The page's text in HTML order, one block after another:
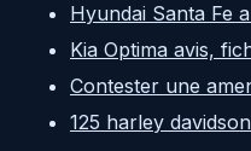
Hyundai Santa Fe
Kia Optima avis,
Contester une
125 harley